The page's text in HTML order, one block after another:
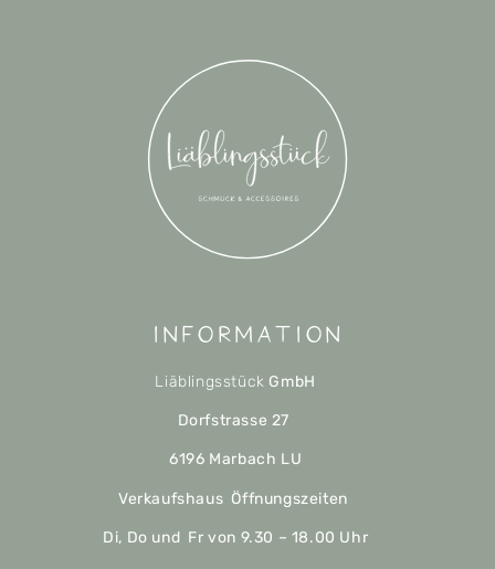
Information
Liäblingsstück GmbH
Dorfstrasse 27
6196 Marbach LU
Verkaufshaus Öffnungszeiten
Di, Do und Fr von 9.30 – 18.00 Uhr